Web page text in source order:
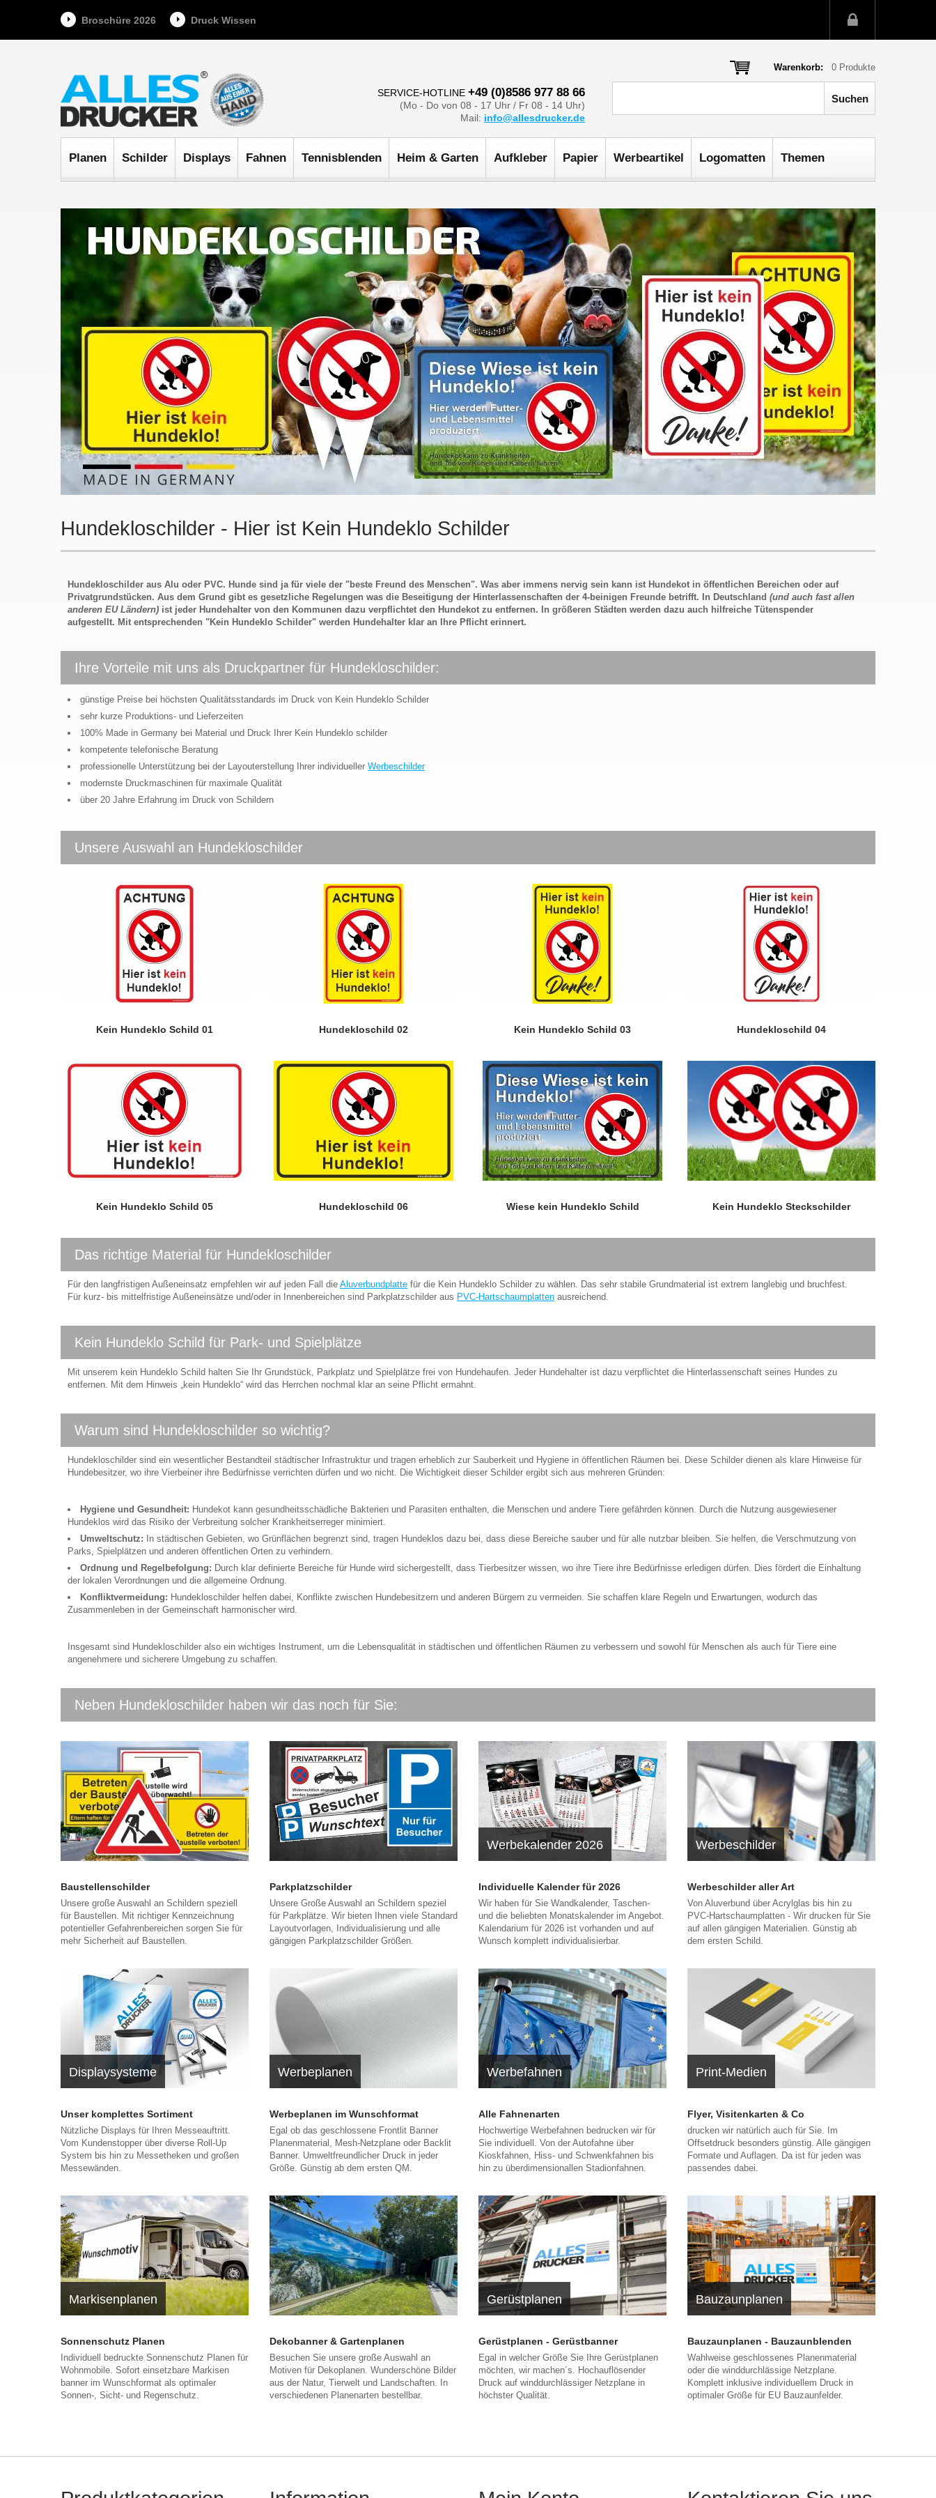
Broschüre 2026 Druck Wissen
Warenkorb: 0 Produkte
SERVICE-HOTLINE +49 (0)8586 977 88 66
(Mo - Do von 08 - 17 Uhr / Fr 08 - 14 Uhr)
Mail: info@allesdrucker.de
Planen Schilder Displays Fahnen Tennisblenden Heim & Garten Aufkleber Papier Werbeartikel Logomatten Themen
Hundekloschilder - Hier ist Kein Hundeklo Schilder
Hundekloschilder aus Alu oder PVC. Hunde sind ja für viele der "beste Freund des Menschen". Was aber immens nervig sein kann ist Hundekot in öffentlichen Bereichen oder auf
Privatgrundstücken. Aus dem Grund gibt es gesetzliche Regelungen was die Beseitigung der Hinterlassenschaften der 4-beinigen Freunde betrifft. In Deutschland (und auch fast allen
anderen EU Ländern) ist jeder Hundehalter von den Kommunen dazu verpflichtet den Hundekot zu entfernen. In größeren Städten werden dazu auch hilfreiche Tütenspender
aufgestellt. Mit entsprechenden "Kein Hundeklo Schilder" werden Hundehalter klar an Ihre Pflicht erinnert.
Ihre Vorteile mit uns als Druckpartner für Hundekloschilder:
günstige Preise bei höchsten Qualitätsstandards im Druck von Kein Hundeklo Schilder
sehr kurze Produktions- und Lieferzeiten
100% Made in Germany bei Material und Druck Ihrer Kein Hundeklo schilder
kompetente telefonische Beratung
professionelle Unterstützung bei der Layouterstellung Ihrer individueller Werbeschilder
modernste Druckmaschinen für maximale Qualität
über 20 Jahre Erfahrung im Druck von Schildern
Unsere Auswahl an Hundekloschilder
Kein Hundeklo Schild 01 Hundekloschild 02 Kein Hundeklo Schild 03 Hundekloschild 04
Kein Hundeklo Schild 05 Hundekloschild 06 Wiese kein Hundeklo Schild Kein Hundeklo Steckschilder
Das richtige Material für Hundekloschilder
Für den langfristigen Außeneinsatz empfehlen wir auf jeden Fall die Aluverbundplatte für die Kein Hundeklo Schilder zu wählen. Das sehr stabile Grundmaterial ist extrem langlebig und bruchfest.
Für kurz- bis mittelfristige Außeneinsätze und/oder in Innenbereichen sind Parkplatzschilder aus PVC-Hartschaumplatten ausreichend.
Kein Hundeklo Schild für Park- und Spielplätze
Mit unserem kein Hundeklo Schild halten Sie Ihr Grundstück, Parkplatz und Spielplätze frei von Hundehaufen. Jeder Hundehalter ist dazu verpflichtet die Hinterlassenschaft seines Hundes zu
entfernen. Mit dem Hinweis „kein Hundeklo“ wird das Herrchen nochmal klar an seine Pflicht ermahnt.
Warum sind Hundekloschilder so wichtig?
Hundekloschilder sind ein wesentlicher Bestandteil städtischer Infrastruktur und tragen erheblich zur Sauberkeit und Hygiene in öffentlichen Räumen bei. Diese Schilder dienen als klare Hinweise für
Hundebesitzer, wo ihre Vierbeiner ihre Bedürfnisse verrichten dürfen und wo nicht. Die Wichtigkeit dieser Schilder ergibt sich aus mehreren Gründen:
Hygiene und Gesundheit: Hundekot kann gesundheitsschädliche Bakterien und Parasiten enthalten, die Menschen und andere Tiere gefährden können. Durch die Nutzung ausgewiesener
Hundeklos wird das Risiko der Verbreitung solcher Krankheitserreger minimiert.
Umweltschutz: In städtischen Gebieten, wo Grünflächen begrenzt sind, tragen Hundeklos dazu bei, dass diese Bereiche sauber und für alle nutzbar bleiben. Sie helfen, die Verschmutzung von
Parks, Spielplätzen und anderen öffentlichen Orten zu verhindern.
Ordnung und Regelbefolgung: Durch klar definierte Bereiche für Hunde wird sichergestellt, dass Tierbesitzer wissen, wo ihre Tiere ihre Bedürfnisse erledigen dürfen. Dies fördert die Einhaltung
der lokalen Verordnungen und die allgemeine Ordnung.
Konfliktvermeidung: Hundekloschilder helfen dabei, Konflikte zwischen Hundebesitzern und anderen Bürgern zu vermeiden. Sie schaffen klare Regeln und Erwartungen, wodurch das
Zusammenleben in der Gemeinschaft harmonischer wird.
Insgesamt sind Hundekloschilder also ein wichtiges Instrument, um die Lebensqualität in städtischen und öffentlichen Räumen zu verbessern und sowohl für Menschen als auch für Tiere eine
angenehmere und sicherere Umgebung zu schaffen.
Neben Hundekloschilder haben wir das noch für Sie:
Baustellenschilder
Unsere große Auswahl an Schildern speziell
für Baustellen. Mit richtiger Kennzeichnung
potentieller Gefahrenbereichen sorgen Sie für
mehr Sicherheit auf Baustellen.
Parkplatzschilder
Unsere Große Auswahl an Schildern speziel
für Parkplätze. Wir bieten Ihnen viele Standard
Layoutvorlagen, Individualisierung und alle
gängigen Parkplatzschilder Größen.
Werbekalender 2026
Individuelle Kalender für 2026
Wir haben für Sie Wandkalender, Taschen-
und die beliebten Monatskalender im Angebot.
Kalendarium für 2026 ist vorhanden und auf
Wunsch komplett individualisierbar.
Werbeschilder
Werbeschilder aller Art
Von Aluverbund über Acrylglas bis hin zu
PVC-Hartschaumplatten - Wir drucken für Sie
auf allen gängigen Materialien. Günstig ab
dem ersten Schild.
Displaysysteme
Unser komplettes Sortiment
Nützliche Displays für Ihren Messeauftritt.
Vom Kundenstopper über diverse Roll-Up
System bis hin zu Messetheken und großen
Messewänden.
Werbeplanen
Werbeplanen im Wunschformat
Egal ob das geschlossene Frontlit Banner
Planenmaterial, Mesh-Netzplane oder Backlit
Banner. Umweltfreundlicher Druck in jeder
Größe. Günstig ab dem ersten QM.
Werbefahnen
Alle Fahnenarten
Hochwertige Werbefahnen bedrucken wir für
Sie individuell. Von der Autofahne über
Kioskfahnen, Hiss- und Schwenkfahnen bis
hin zu überdimensionallen Stadionfahnen.
Print-Medien
Flyer, Visitenkarten & Co
drucken wir natürlich auch für Sie. Im
Offsetdruck besonders günstig. Alle gängigen
Formate und Auflagen. Da ist für jeden was
passendes dabei.
Markisenplanen
Sonnenschutz Planen
Individuell bedruckte Sonnenschutz Planen für
Wohnmobile. Sofort einsetzbare Markisen
banner im Wunschformat als optimaler
Sonnen-, Sicht- und Regenschutz.
Dekobanner & Gartenplanen
Besuchen Sie unsere große Auswahl an
Motiven für Dekoplanen. Wunderschöne Bilder
aus der Natur, Tierwelt und Landschaften. In
verschiedenen Planenarten bestellbar.
Gerüstplanen
Gerüstplanen - Gerüstbanner
Egal in welcher Größe Sie Ihre Gerüstplanen
möchten, wir machen´s. Hochauflösender
Druck auf winddurchlässiger Netzplane in
höchster Qualität.
Bauzaunplanen
Bauzaunplanen - Bauzaunblenden
Wahlweise geschlossenes Planenmaterial
oder die winddurchlässige Netzplane.
Komplett inklusive individuellem Druck in
optimaler Größe für EU Bauzaunfelder.